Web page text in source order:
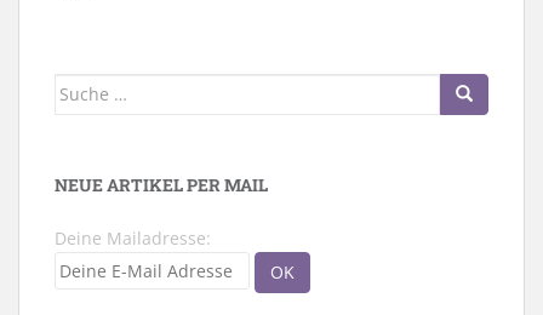
Suche
NEUE ARTIKEL PER MAIL
Deine Mailadresse: